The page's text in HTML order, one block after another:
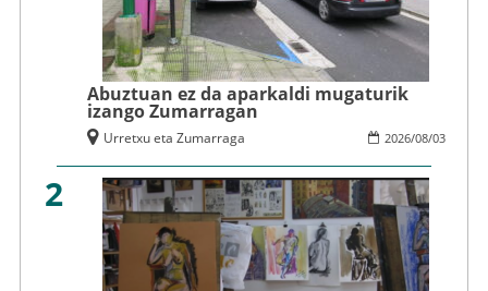
Abuztuan ez da aparkaldi mugaturik
izango Zumarragan
2026/08/03
Urretxu eta Zumarraga
2